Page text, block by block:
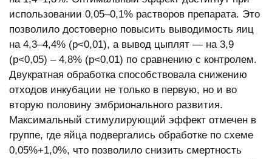
использовании 0,05–0,1% растворов препарата. Это
позволило достоверно повысить выводимость яиц
на 4,3–4,4% (р<0,01), а вывод цыплят — на 3,9
(р<0,05) – 4,8% (р<0,01) по сравнению с контролем.
Двукратная обработка способствовала снижению
отходов инкубации не только в первую, но и во
вторую половину эмбрионального развития.
Максимальный стимулирующий эффект отмечен в
группе, где яйца подвергались обработке по схеме
0,05%+1,0%, что позволило снизить смертность